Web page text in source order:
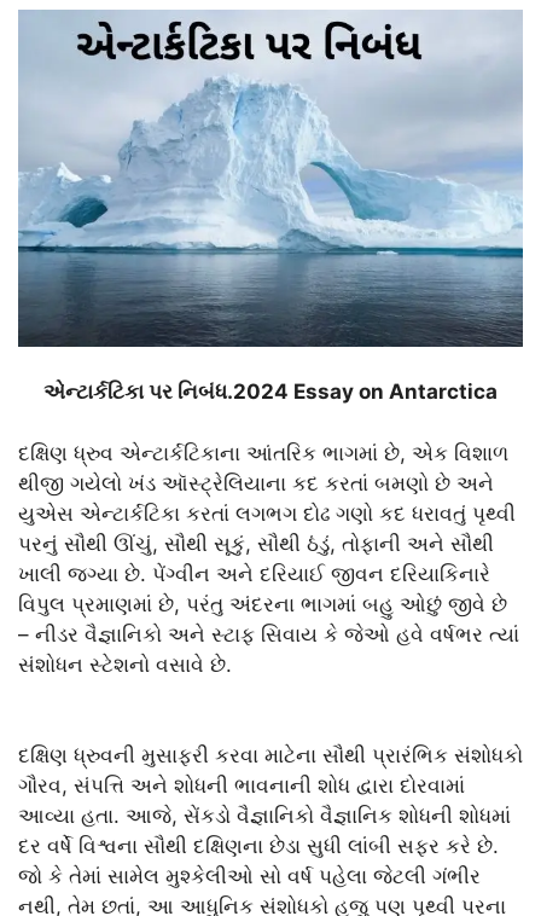
એન્ટાર્કટિકા પર નિબંધ.2024 Essay on Antarctica
દક્ષિણ ધ્રુવ એન્ટાર્કટિકાના આંતરિક ભાગમાં છે, એક વિશાળ
થીજી ગયેલો ખંડ ઑસ્ટ્રેલિયાના કદ કરતાં બમણો છે અને
યુએસ એન્ટાર્કટિકા કરતાં લગભગ દોઢ ગણો કદ ધરાવતું પૃથ્વી
પરનું સૌથી ઊંચું, સૌથી સૂકું, સૌથી ઠંડું, તોફાની અને સૌથી
ખાલી જગ્યા છે. પેંગ્વીન અને દરિયાઈ જીવન દરિયાકિનારે
વિપુલ પ્રમાણમાં છે, પરંતુ અંદરના ભાગમાં બહુ ઓછું જીવે છે
– નીડર વૈજ્ઞાનિકો અને સ્ટાફ સિવાય કે જેઓ હવે વર્ષભર ત્યાં
સંશોધન સ્ટેશનો વસાવે છે.
દક્ષિણ ધ્રુવની મુસાફરી કરવા માટેના સૌથી પ્રારંભિક સંશોધકો
ગૌરવ, સંપત્તિ અને શોધની ભાવનાની શોધ દ્વારા દોરવામાં
આવ્યા હતા. આજે, સેંકડો વૈજ્ઞાનિકો વૈજ્ઞાનિક શોધની શોધમાં
દર વર્ષે વિશ્વના સૌથી દક્ષિણના છેડા સુધી લાંબી સફર કરે છે.
જો કે તેમાં સામેલ મુશ્કેલીઓ સો વર્ષ પહેલા જેટલી ગંભીર
નથી, તેમ છતાં, આ આધુનિક સંશોધકો હજુ પણ પૃથ્વી પરના